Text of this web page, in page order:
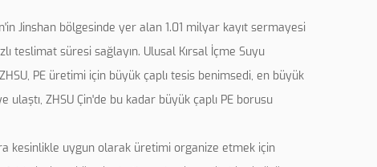
Jinshan bölgesinde yer alan 1.01 milyar kayıt sermayesi
teslimat süresi sağlayın. Ulusal Kırsal İçme Suyu
PE üretimi için büyük çaplı tesis benimsedi, en büyük
ulaştı, ZHSU Çin'de bu kadar büyük çaplı PE borusu
kesinlikle uygun olarak üretimi organize etmek için